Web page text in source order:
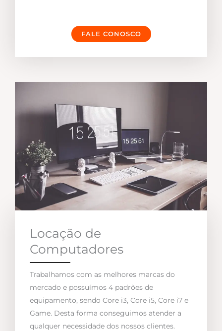
FALE CONOSCO
Locação de
Computadores
Trabalhamos com as melhores marcas do
mercado e possuímos 4 padrões de
equipamento, sendo Core i3, Core i5, Core i7 e
Game. Desta forma conseguimos atender a
qualquer necessidade dos nossos clientes.